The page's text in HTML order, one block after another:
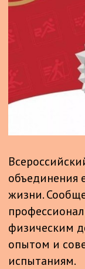
объединения
жизни.
физическим
опытом и
испытаниям.